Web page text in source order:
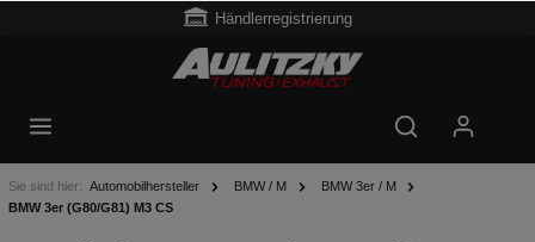
Händlerregistrierung
Sie sind hier: Automobilhersteller BMW / M
BMW 3er / M
BMW 3er (G80/G81) M3 CS